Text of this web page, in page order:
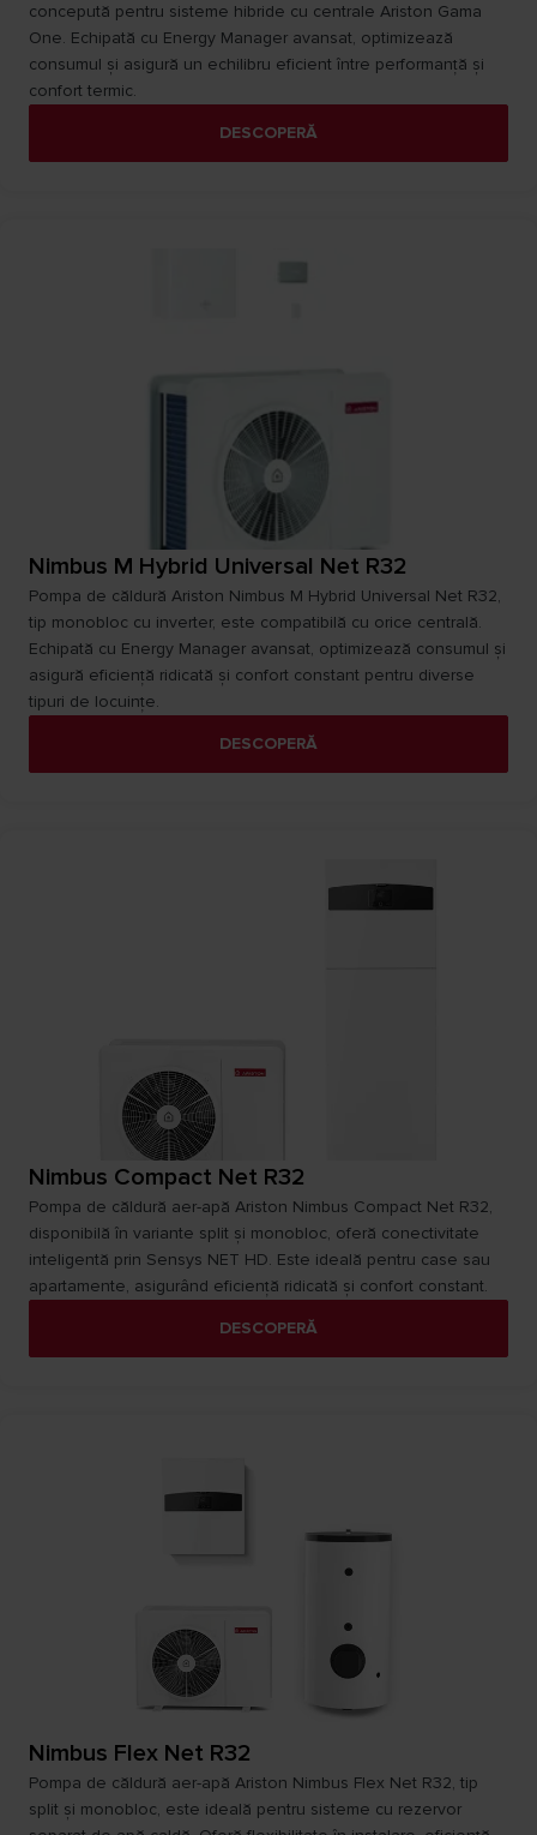
concepută pentru sisteme hibride cu centrale Ariston Gama
One. Echipată cu Energy Manager avansat, optimizează
consumul și asigură un echilibru eficient între performanță și
confort termic.
DESCOPERĂ
Nimbus M Hybrid Universal Net R32
Pompa de căldură Ariston Nimbus M Hybrid Universal Net R32,
tip monobloc cu inverter, este compatibilă cu orice centrală.
Echipată cu Energy Manager avansat, optimizează consumul și
asigură eficiență ridicată și confort constant pentru diverse
tipuri de locuințe.​
DESCOPERĂ
Nimbus Compact Net R32
Pompa de căldură aer-apă Ariston Nimbus Compact Net R32,
disponibilă în variante split și monobloc, oferă conectivitate
inteligentă prin Sensys NET HD. Este ideală pentru case sau
apartamente, asigurând eficiență ridicată și confort constant.​
DESCOPERĂ
Nimbus Flex Net R32
Pompa de căldură aer-apă Ariston Nimbus Flex Net R32, tip
split și monobloc, este ideală pentru sisteme cu rezervor